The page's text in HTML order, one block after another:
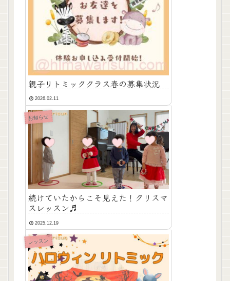
親子リトミッククラス春の募集状況
2026.02.11
お知らせ
続けていたからこそ見えた！クリスマ
スレッスン♬
2025.12.19
レッスン